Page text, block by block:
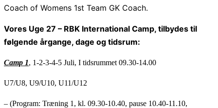
Coach of Womens 1st Team GK Coach.
Vores Uge 27 – RBK International Camp, tilbydes til
følgende årgange, dage og tidsrum:
Camp 1, 1-2-3-4-5 Juli, I tidsrummet 09.30-14.00
U7/U8, U9/U10, U11/U12
– (Program: Træning 1, kl. 09.30-10.40, pause 10.40-11.10,